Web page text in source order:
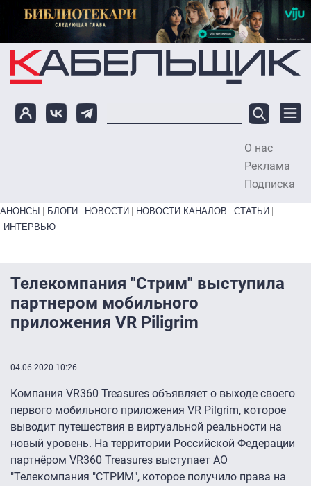
Перейти к основному содержанию
О нас
Реклама
Подписка
Primary links bottom
АНОНСЫ БЛОГИ НОВОСТИ НОВОСТИ КАНАЛОВ
СТАТЬИ
ИНТЕРВЬЮ
Телекомпания "Стрим" выступила
партнером мобильного
приложения VR Piligrim
04.06.2020 10:26
Компания VR360 Treasures объявляет о выходе своего
первого мобильного приложения VR Pilgrim, которое
выводит путешествия в виртуальной реальности на
новый уровень. На территории Российской Федерации
партнёром VR360 Treasures выступает АО
"Телекомпания "СТРИМ", которое получило права на